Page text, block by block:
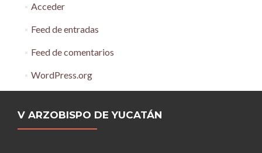
Acceder
Feed de entradas
Feed de comentarios
WordPress.org
V ARZOBISPO DE YUCATÁN